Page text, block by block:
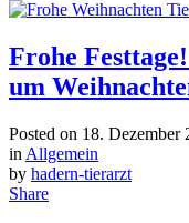
Frohe
um
Posted on 18. Dezember
in Allgemein
by hadern-tierarzt
Share